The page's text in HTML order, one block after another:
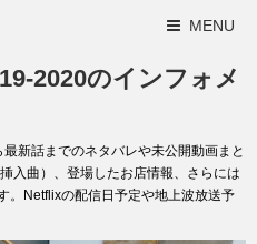
MENU
2020のインフォメ
新話までのネタバレや未公開動画まと
入曲）、登場したお店情報、さらには
。Netflixの配信日予定や地上波放送予